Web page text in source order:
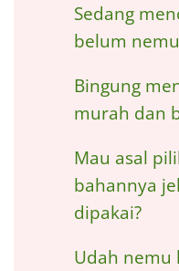
Sedang
belum
Bingung
murah dan
Mau asal
bahannya
dipakai?
Udah nemu